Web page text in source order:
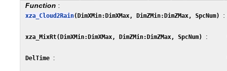
Function :
xza_Cloud2Rain(DimXMin:DimXMax, DimZMin:DimZMax, SpcNum) :
xza_MixRt(DimXMin:DimXMax, DimZMin:DimZMax, SpcNum) :
DelTime :